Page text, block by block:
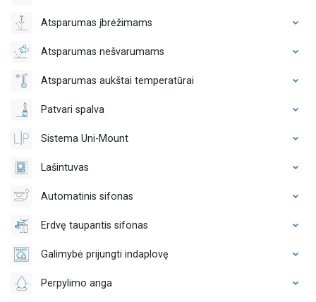
Atsparumas įbrėžimams
Atsparumas nešvarumams
Atsparumas aukštai temperatūrai
Patvari spalva
Sistema Uni-Mount
Lašintuvas
Automatinis sifonas
Erdvę taupantis sifonas
Galimybė prijungti indaplovę
Perpylimo anga